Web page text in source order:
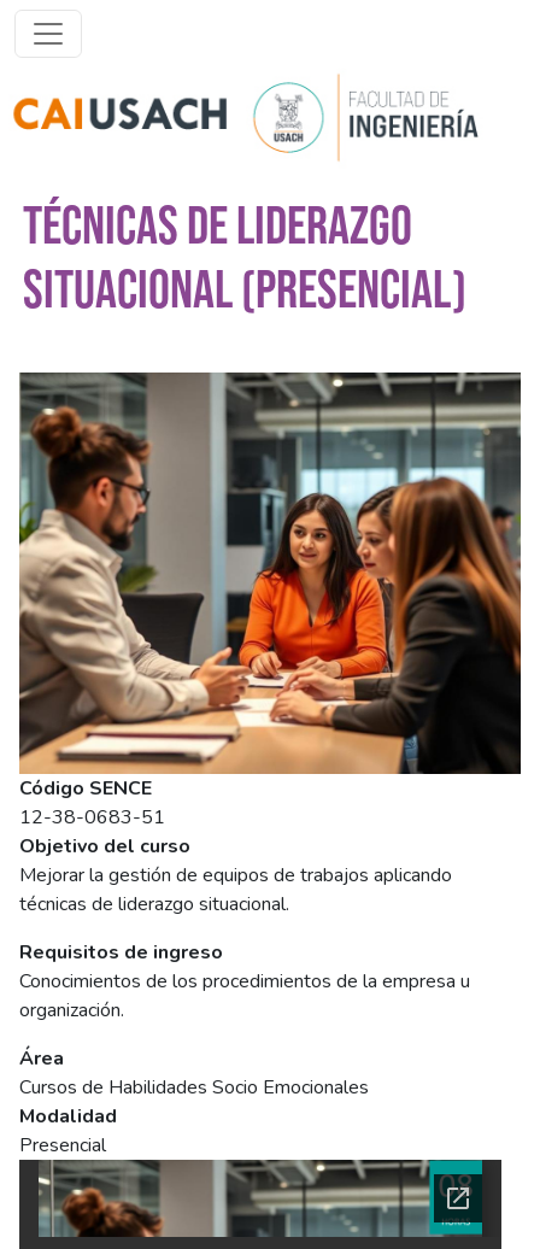
Pasar al contenido principal
TÉCNICAS DE LIDERAZGO
SITUACIONAL (PRESENCIAL)
Imagen del curso
Código SENCE
12-38-0683-51
Objetivo del curso
Mejorar la gestión de equipos de trabajos aplicando
técnicas de liderazgo situacional.
Requisitos de ingreso
Conocimientos de los procedimientos de la empresa u
organización.
Área
Cursos de Habilidades Socio Emocionales
Modalidad
Presencial
Ficha del curso